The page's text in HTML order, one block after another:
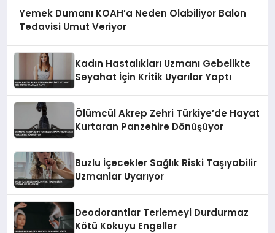
Yemek Dumanı KOAH’a Neden Olabiliyor Balon
Tedavisi Umut Veriyor
Kadın Hastalıkları Uzmanı Gebelikte
Seyahat İçin Kritik Uyarılar Yaptı
Ölümcül Akrep Zehri Türkiye’de Hayat
Kurtaran Panzehire Dönüşüyor
Buzlu İçecekler Sağlık Riski Taşıyabilir
Uzmanlar Uyarıyor
Deodorantlar Terlemeyi Durdurmaz
Kötü Kokuyu Engeller